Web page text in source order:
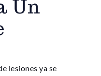
Un
lesiones ya se